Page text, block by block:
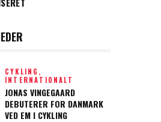
CYKLING,
INTERNATIONALT
JONAS VINGEGAARD
DEBUTERER FOR DANMARK
VED EM I CYKLING